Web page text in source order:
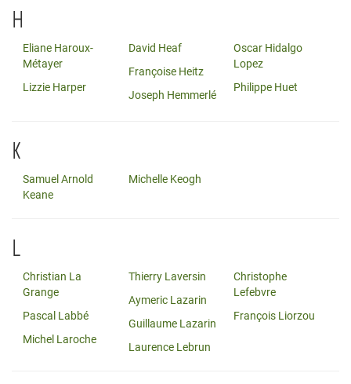
H
Eliane Haroux-
Métayer
Lizzie Harper
David Heaf
Françoise Heitz
Joseph Hemmerlé
Oscar Hidalgo
Lopez
Philippe Huet
K
Samuel Arnold
Keane
Michelle Keogh
L
Christian La
Grange
Pascal Labbé
Michel Laroche
Thierry Laversin
Aymeric Lazarin
Guillaume Lazarin
Laurence Lebrun
Christophe
Lefebvre
François Liorzou